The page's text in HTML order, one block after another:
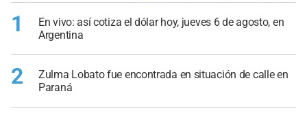
1
En vivo: así cotiza el dólar hoy, jueves 6 de agosto, en
Argentina
2
Zulma Lobato fue encontrada en situación de calle en
Paraná